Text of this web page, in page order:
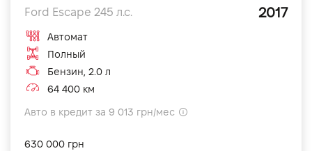
Ford Escape 245 л.с. 2017
Автомат
Полный
Бензин, 2.0 л
64 400 км
Авто в кредит за 9 013 грн/мес
630 000 грн